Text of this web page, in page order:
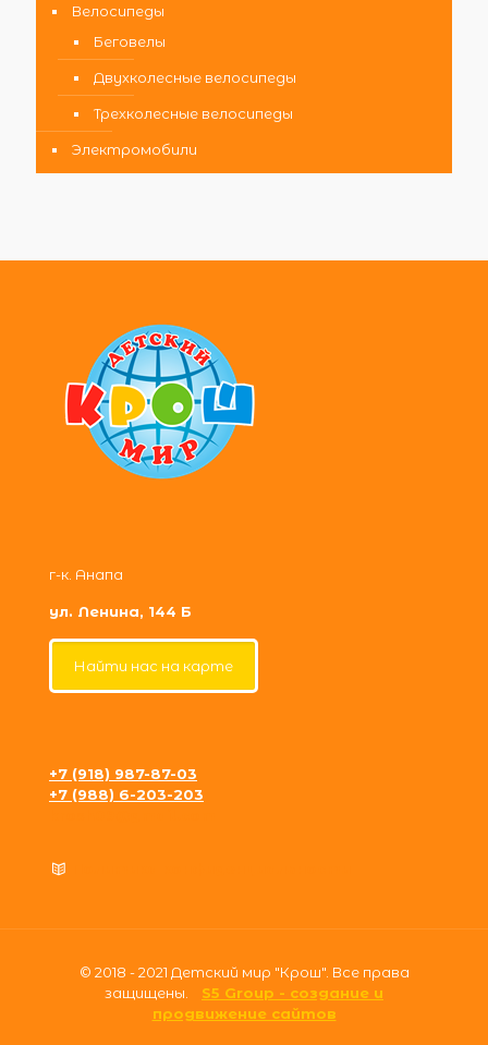
Велосипеды
Беговелы
Двухколесные велосипеды
Трехколесные велосипеды
Электромобили
г-к. Анапа
ул. Ленина, 144 Б
Найти нас на карте
+7 (918) 987-87-03
+7 (988) 6-203-203
© 2018 - 2021 Детский мир "Крош". Все права
защищены. S5 Group - создание и
продвижение сайтов